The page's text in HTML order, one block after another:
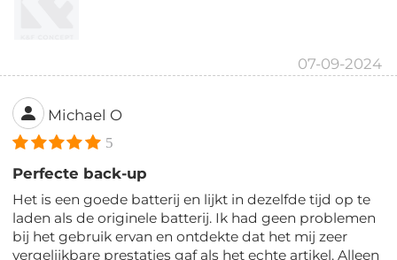
07-09-2024
Michael O
5
Perfecte back-up
Het is een goede batterij en lijkt in dezelfde tijd op te
laden als de originele batterij. Ik had geen problemen
bij het gebruik ervan en ontdekte dat het mij zeer
vergelijkbare prestaties gaf als het echte artikel. Alleen